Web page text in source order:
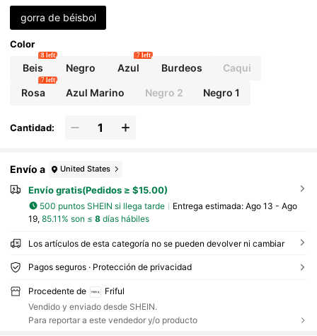
gorra de béisbol
Color
Beis
8 left
Negro Azul
7 left
Burdeos Caqui
Rosa
7 left
Azul Marino Negro 2 Negro 1
Cantidad:
Envío a United States
Envío gratis(Pedidos ≥ $15.00)
500 puntos SHEIN si llega tarde Entrega estimada: Ago 13 - Ago
19, 85.11% son ≤ 8días hábiles
Los artículos de esta categoría no se pueden devolver ni cambiar
Pagos seguros · Protección de privacidad
Procedente de
Friful
Vendido y enviado desde SHEIN.
Para reportar a este vendedor y/o producto